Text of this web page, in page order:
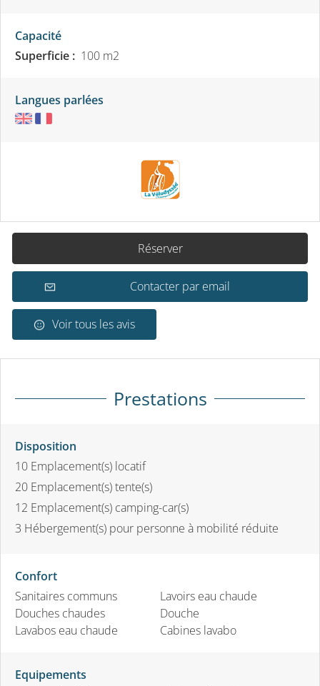
Capacité
Superficie : 100 m2
Langues parlées
Réserver
Contacter par email
Voir tous les avis
Prestations
Disposition
10 Emplacement(s) locatif
20 Emplacement(s) tente(s)
12 Emplacement(s) camping-car(s)
3 Hébergement(s) pour personne à mobilité réduite
Confort
Sanitaires communs
Douches chaudes
Lavabos eau chaude
Lavoirs eau chaude
Douche
Cabines lavabo
Equipements